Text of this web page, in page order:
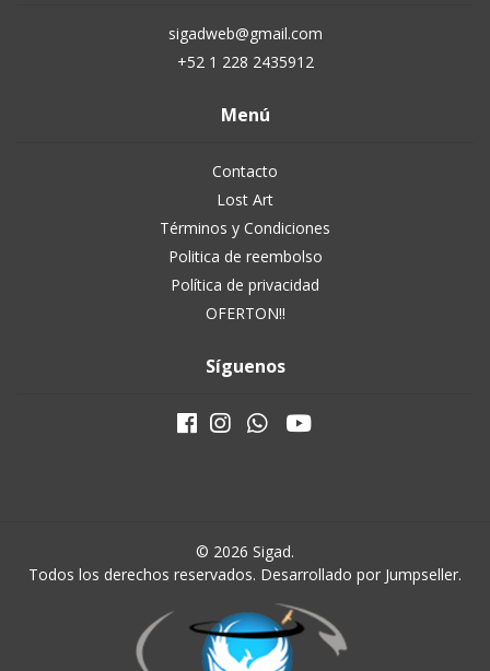
sigadweb@gmail.com
+52 1 228 2435912
Menú
Contacto
Lost Art
Términos y Condiciones
Politica de reembolso
Política de privacidad
OFERTON!!
Síguenos
© 2026 Sigad.
Todos los derechos reservados. Desarrollado por Jumpseller.